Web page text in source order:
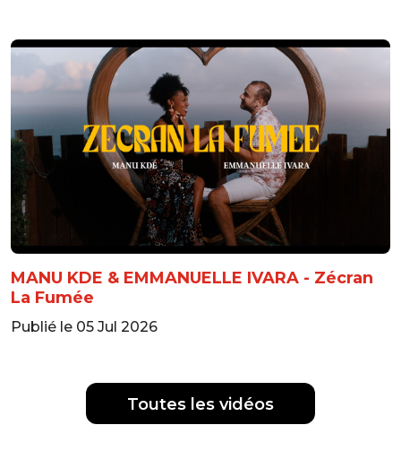
MANU KDE & EMMANUELLE IVARA - Zécran
La Fumée
Publié le 05 Jul 2026
Toutes les vidéos